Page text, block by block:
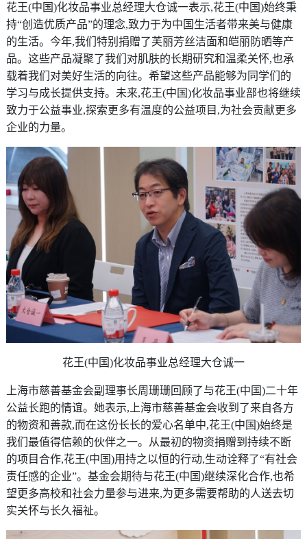
花王(中国)化妆品事业总经理大仓诚一表示,花王(中国)始终秉
持“创造优质产品”的理念,致力于为中国生活者带来美与健康
的生活。今年,我们特别捐赠了芙丽芳丝洁面和皑丽防晒等产
品。这些产品凝聚了我们对肌肤的长期研究和温柔关怀,也承
载着我们对美好生活的向往。希望这些产品能够为同学们的
学习与成长提供支持。未来,花王(中国)化妆品事业部也将继续
致力于公益事业,探索更多有温度的公益项目,为社会贡献更多
企业的力量。
花王(中国)化妆品事业总经理大仓诚一
上海市慈善基金会副理事长周珊珊回顾了与花王(中国)二十年
公益长跑的情谊。她表示,上海市慈善基金会收到了来自各方
的物资和善款,而在这份长长的爱心名单中,花王(中国)始终是
我们最值得信赖的伙伴之一。从最初的物资捐赠到持续不断
的项目合作,花王(中国)用持之以恒的行动,生动诠释了“有社会
责任感的企业”。基金会期待与花王(中国)继续深化合作,也希
望更多高校和社会力量参与进来,为更多需要帮助的人送去切
实关怀与长久福祉。